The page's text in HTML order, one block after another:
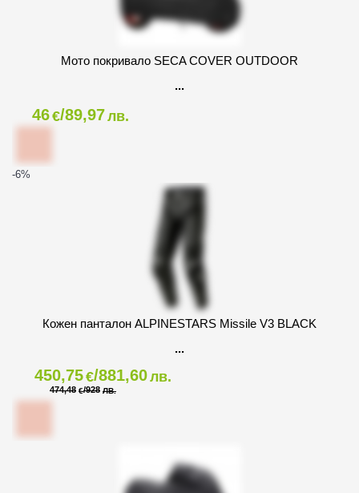
Мото покривало SECA COVER OUTDOOR
46€/89,97лв.
-6%
Кожен панталон ALPINESTARS Missile V3 BLACK
450,75€/881,60лв.
474,48 €/928 ЛВ.